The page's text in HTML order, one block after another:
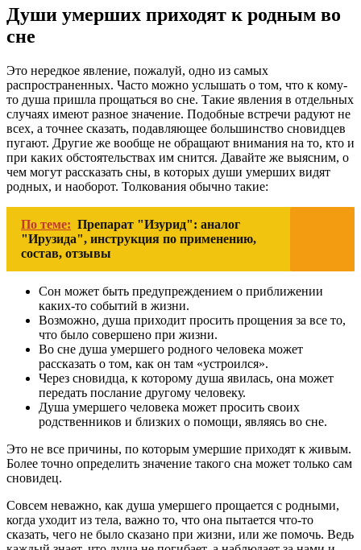
Души умерших приходят к родным во
сне
Это нередкое явление, пожалуй, одно из самых
распространенных. Часто можно услышать о том, что к кому-
то душа пришла прощаться во сне. Такие явления в отдельных
случаях имеют разное значение. Подобные встречи радуют не
всех, а точнее сказать, подавляющее большинство сновидцев
пугают. Другие же вообще не обращают внимания на то, кто и
при каких обстоятельствах им снится. Давайте же выясним, о
чем могут рассказать сны, в которых души умерших видят
родных, и наоборот. Толкования обычно такие:
По теме: Препарат "Изурид": аналог
"Ирузида", инструкция по применению,
состав, отзывы
Сон может быть предупреждением о приближении
каких-то событий в жизни.
Возможно, душа приходит просить прощения за все то,
что было совершено при жизни.
Во сне душа умершего родного человека может
рассказать о том, как он там «устроился».
Через сновидца, к которому душа явилась, она может
передать послание другому человеку.
Душа умершего человека может просить своих
родственников и близких о помощи, являясь во сне.
Это не все причины, по которым умершие приходят к живым.
Более точно определить значение такого сна может только сам
сновидец.
Совсем неважно, как душа умершего прощается с родными,
когда уходит из тела, важно то, что она пытается что-то
сказать, чего не было сказано при жизни, или же помочь. Ведь